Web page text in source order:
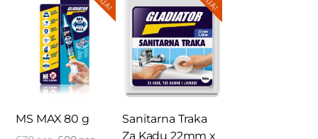
MS MAX 80 g
Sanitarna Traka
Za Kadu 22mm x